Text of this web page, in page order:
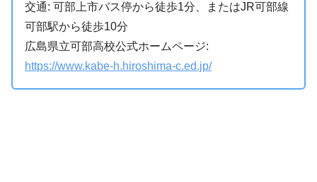
交通: 可部上市バス停から徒歩1分、またはJR可部線
可部駅から徒歩10分
広島県立可部高校公式ホームページ:
https://www.kabe-h.hiroshima-c.ed.jp/